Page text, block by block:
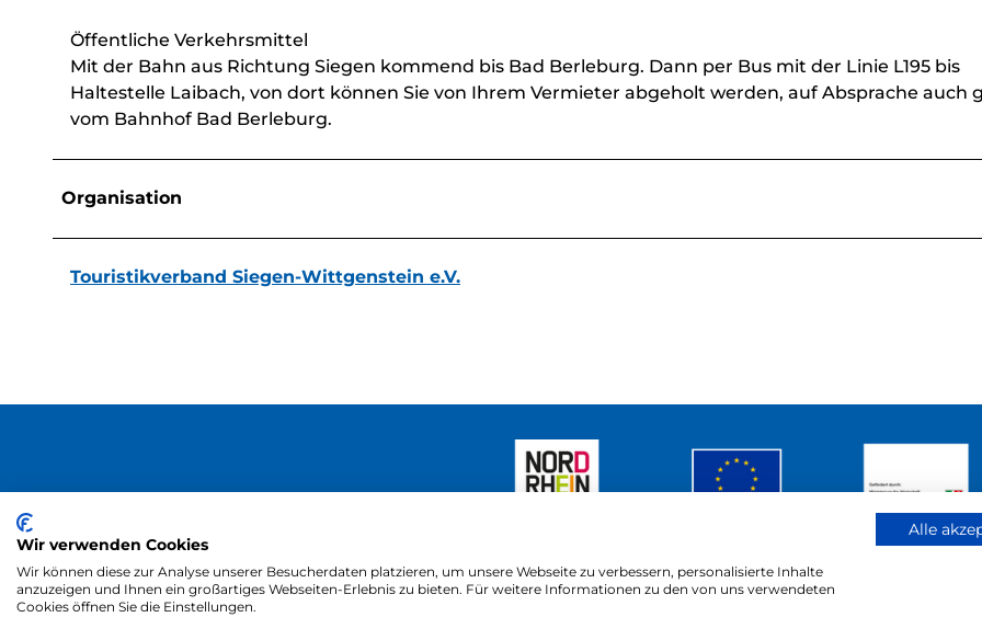
Öffentliche Verkehrsmittel
Mit der Bahn aus Richtung Siegen kommend bis Bad Berleburg. Dann per Bus mit der Linie L195 bis
Haltestelle Laibach, von dort können Sie von Ihrem Vermieter abgeholt werden, auf Absprache auch
vom Bahnhof Bad Berleburg.
Organisation
Touristikverband Siegen-Wittgenstein e.V.
Wir verwenden Cookies
Wir können diese zur Analyse unserer Besucherdaten platzieren, um unsere Webseite zu verbessern, personalisierte Inhalte
anzuzeigen und Ihnen ein großartiges Webseiten-Erlebnis zu bieten. Für weitere Informationen zu den von uns verwendeten
Cookies öffnen Sie die Einstellungen.
Alle